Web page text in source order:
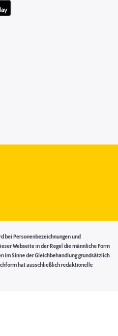
bei Personenbezeichnungen und
Webseite in der Regel die männliche Form
im Sinne der Gleichbehandlung grundsätzlich
hat ausschließlich redaktionelle